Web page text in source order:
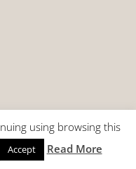
using browsing this
Accept Read More